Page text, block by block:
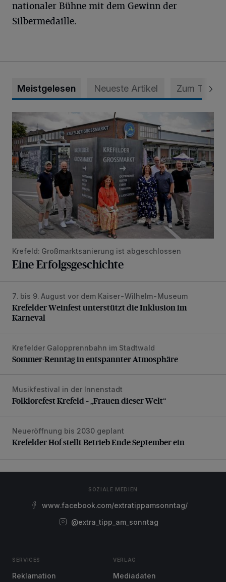
nationaler Bühne mit dem Gewinn der
Silbermedaille.
Meistgelesen Neueste Artikel Zum Thema
Krefeld: Großmarktsanierung ist abgeschlossen
Eine Erfolgsgeschichte
Krefelder Weinfest unterstützt die Inklusion im Karneval
7. bis 9. August vor dem Kaiser-Wilhelm-Museum
Krefelder Weinfest unterstützt die Inklusion im
Karneval
Sommer-Renntag in entspannter Atmosphäre
Krefelder Galopprennbahn im Stadtwald
Sommer-Renntag in entspannter Atmosphäre
Folklorefest Krefeld – „Frauen dieser Welt“
Musikfestival in der Innenstadt
Folklorefest Krefeld – „Frauen dieser Welt“
Krefelder Hof stellt Betrieb Ende September ein
Neueröffnung bis 2030 geplant
Krefelder Hof stellt Betrieb Ende September ein
SOZIALE MEDIEN
www.facebook.com/extratippamsonntag/
@extra_tipp_am_sonntag
SERVICES
Reklamation
VERLAG
Mediadaten